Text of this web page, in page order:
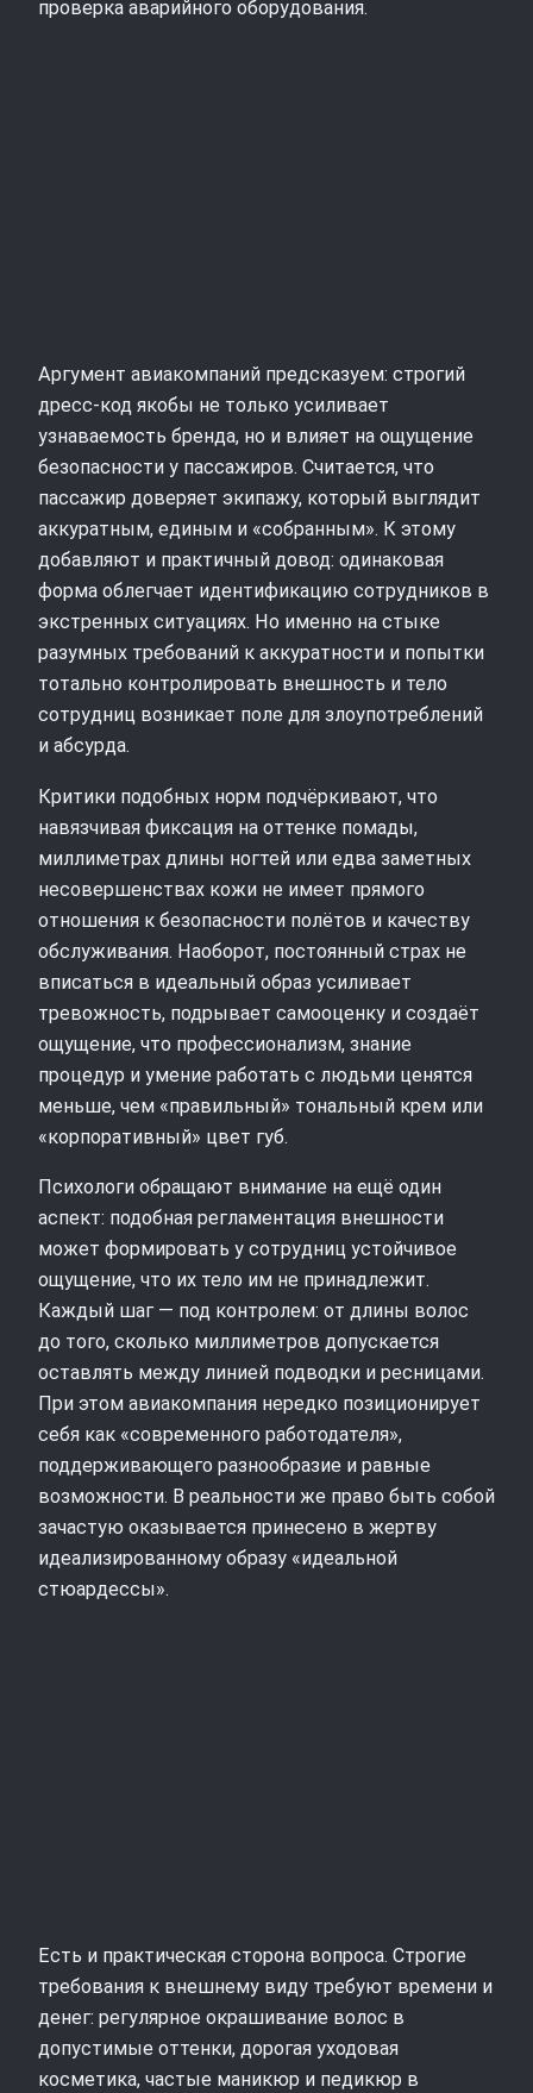
проверка аварийного оборудования.
Аргумент авиакомпаний предсказуем: строгий
дресс-код якобы не только усиливает
узнаваемость бренда, но и влияет на ощущение
безопасности у пассажиров. Считается, что
пассажир доверяет экипажу, который выглядит
аккуратным, единым и «собранным». К этому
добавляют и практичный довод: одинаковая
форма облегчает идентификацию сотрудников в
экстренных ситуациях. Но именно на стыке
разумных требований к аккуратности и попытки
тотально контролировать внешность и тело
сотрудниц возникает поле для злоупотреблений
и абсурда.
Критики подобных норм подчёркивают, что
навязчивая фиксация на оттенке помады,
миллиметрах длины ногтей или едва заметных
несовершенствах кожи не имеет прямого
отношения к безопасности полётов и качеству
обслуживания. Наоборот, постоянный страх не
вписаться в идеальный образ усиливает
тревожность, подрывает самооценку и создаёт
ощущение, что профессионализм, знание
процедур и умение работать с людьми ценятся
меньше, чем «правильный» тональный крем или
«корпоративный» цвет губ.
Психологи обращают внимание на ещё один
аспект: подобная регламентация внешности
может формировать у сотрудниц устойчивое
ощущение, что их тело им не принадлежит.
Каждый шаг — под контролем: от длины волос
до того, сколько миллиметров допускается
оставлять между линией подводки и ресницами.
При этом авиакомпания нередко позиционирует
себя как «современного работодателя»,
поддерживающего разнообразие и равные
возможности. В реальности же право быть собой
зачастую оказывается принесено в жертву
идеализированному образу «идеальной
стюардессы».
Есть и практическая сторона вопроса. Строгие
требования к внешнему виду требуют времени и
денег: регулярное окрашивание волос в
допустимые оттенки, дорогая уходовая
косметика, частые маникюр и педикюр в